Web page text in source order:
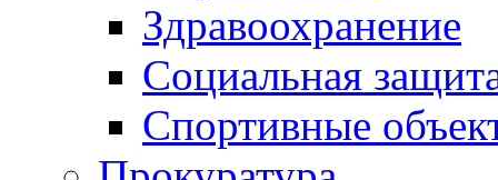
Здравоохранение
Социальная
Спортивные